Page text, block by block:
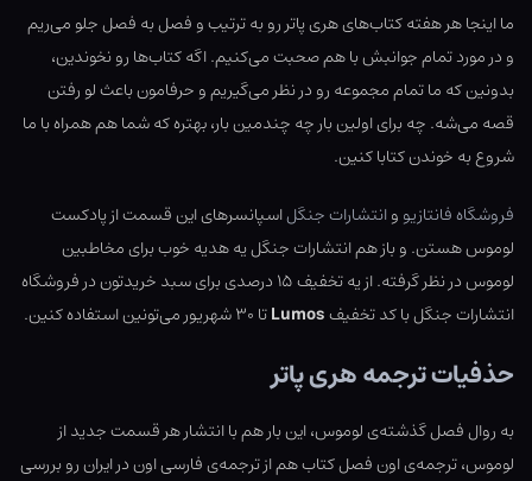
ما اینجا هر هفته کتاب‌های هری پاتر رو به ترتیب و فصل به فصل جلو می‌ریم
و در مورد تمام جوانبش با هم صحبت می‌کنیم. اگه کتاب‌ها رو نخوندین،
بدونین که ما تمام مجموعه رو در نظر می‌گیریم و حرفامون باعث لو رفتن
قصه می‌شه. چه برای اولین بار چه چندمین بار، بهتره که شما هم همراه با ما
شروع به خوندن کتابا کنین.
فروشگاه فانتازیو وانتشارات جنگلاسپانسرهای این قسمت از پادکست
لوموس هستن. و باز هم انتشارات جنگل یه هدیه خوب برای مخاطبین
لوموس در نظر گرفته. از یه تخفیف ۱۵ درصدی برای سبد خریدتون در فروشگاه
انتشارات جنگل با کد تخفیفLumosتا ۳۰ شهریور می‌تونین استفاده کنین.
حذفیات ترجمه هری پاتر
به روال فصل گذشته‌ی لوموس، این بار هم با انتشار هر قسمت جدید از
لوموس، ترجمه‌ی اون فصل کتاب هم از ترجمه‌ی فارسی اون در ایران رو بررسی